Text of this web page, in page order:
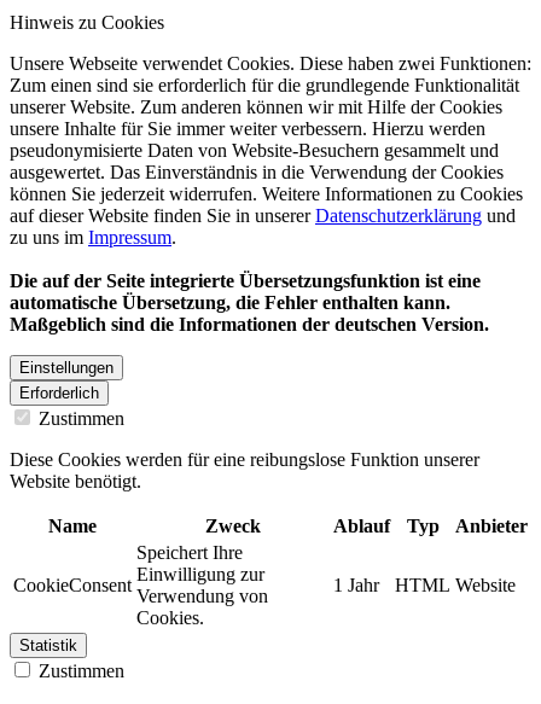
Hinweis zu Cookies
Unsere Webseite verwendet Cookies. Diese haben zwei Funktionen:
Zum einen sind sie erforderlich für die grundlegende Funktionalität
unserer Website. Zum anderen können wir mit Hilfe der Cookies
unsere Inhalte für Sie immer weiter verbessern. Hierzu werden
pseudonymisierte Daten von Website-Besuchern gesammelt und
ausgewertet. Das Einverständnis in die Verwendung der Cookies
können Sie jederzeit widerrufen. Weitere Informationen zu Cookies
auf dieser Website finden Sie in unsererDatenschutzerklärung und
zu uns im Impressum.
Die auf der Seite integrierte Übersetzungsfunktion ist eine
automatische Übersetzung, die Fehler enthalten kann.
Maßgeblich sind die Informationen der deutschen Version.
Einstellungen
Erforderlich
Zustimmen
Diese Cookies werden für eine reibungslose Funktion unserer
Website benötigt.
Name Zweck Ablauf Typ Anbieter
CookieConsent
Speichert Ihre
Einwilligung zur
Verwendung von
Cookies.
1 Jahr HTML Website
Statistik
Zustimmen